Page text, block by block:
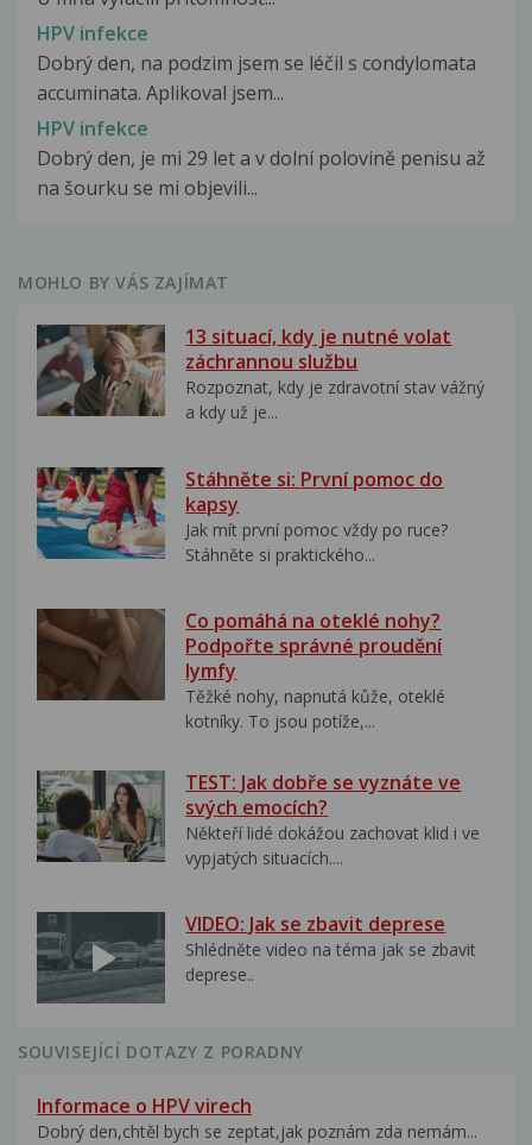
HPV infekce
Dobrý den, na podzim jsem se léčil s condylomata
accuminata. Aplikoval jsem...
HPV infekce
Dobrý den, je mi 29 let a v dolní polovině penisu až
na šourku se mi objevili...
MOHLO BY VÁS ZAJÍMAT
13 situací, kdy je nutné volat
záchrannou službu
Rozpoznat, kdy je zdravotní stav vážný
a kdy už je...
Stáhněte si: První pomoc do
kapsy
Jak mít první pomoc vždy po ruce?
Stáhněte si praktického...
Co pomáhá na oteklé nohy?
Podpořte správné proudění
lymfy
Těžké nohy, napnutá kůže, oteklé
kotníky. To jsou potíže,...
TEST: Jak dobře se vyznáte ve
svých emocích?
Někteří lidé dokážou zachovat klid i ve
vypjatých situacích....
VIDEO: Jak se zbavit deprese
Shlédněte video na téma jak se zbavit
deprese..
SOUVISEJÍCÍ DOTAZY Z PORADNY
Informace o HPV virech
Dobrý den,chtěl bych se zeptat,jak poznám zda nemám...